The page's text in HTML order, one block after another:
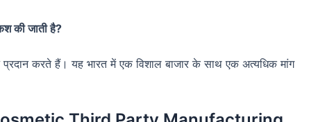
की जाती है?
प्रदान करते हैं। यह भारत में एक विशाल बाजार के साथ एक अत्यधिक मांग